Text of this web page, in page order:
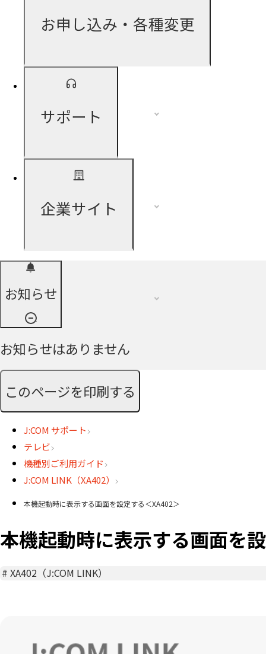
お申し込み・各種変更
サポート
企業サイト
お知らせ
お知らせはありません
このページを印刷する
J:COM サポート
テレビ
機種別ご利用ガイド
J:COM LINK（XA402）
本機起動時に表示する画面を設定する＜XA402＞
本機起動時に表示する画面を
#XA402（J:COM LINK）